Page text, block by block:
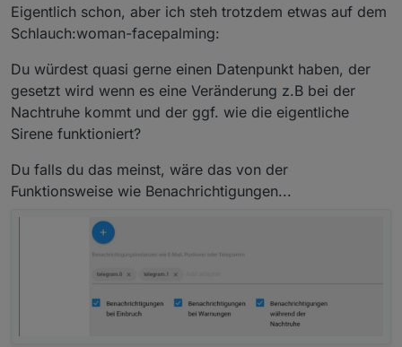
Eigentlich schon, aber ich steh trotzdem etwas auf dem
Schlauch:woman-facepalming:
Du würdest quasi gerne einen Datenpunkt haben, der
gesetzt wird wenn es eine Veränderung z.B bei der
Nachtruhe kommt und der ggf. wie die eigentliche
Sirene funktioniert?
Du falls du das meinst, wäre das von der
Funktionsweise wie Benachrichtigungen...